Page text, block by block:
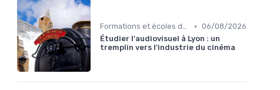
Formations et écoles de cinéma • 06/08/2026
Étudier l'audiovisuel à Lyon : un
tremplin vers l'industrie du cinéma